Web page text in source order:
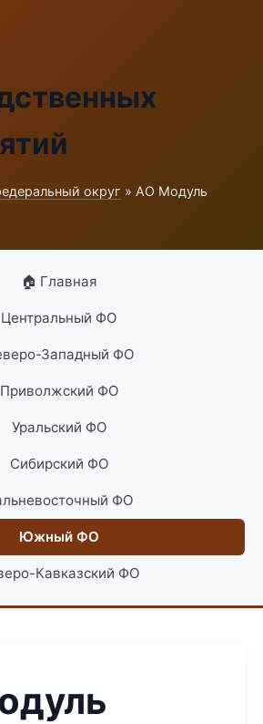
округ » АО Модуль
🏠 Главная
Центральный ФО
Западный ФО
Приволжский ФО
Уральский ФО
Сибирский ФО
ФО
Южный ФО
Кавказский ФО